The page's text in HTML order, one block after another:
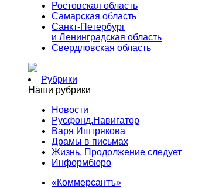
Ростовская область
Самарская область
Санкт-Петербург
и Ленинградская область
Свердловская область
Рубрики
Наши рубрики
Новости
Русфонд.Навигатор
Варя Иштрякова
Драмы в письмах
Жизнь. Продолжение следует
Информбюро
«Коммерсантъ»